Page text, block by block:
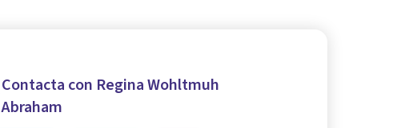
Contacta con Regina Wohltmuh
Abraham